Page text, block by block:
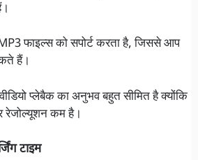
फाइल्स को सपोर्ट करता है, जिससे आप
हैं।
प्लेबैक का अनुभव बहुत सीमित है क्योंकि
रेजोल्यूशन कम है।
टाइम